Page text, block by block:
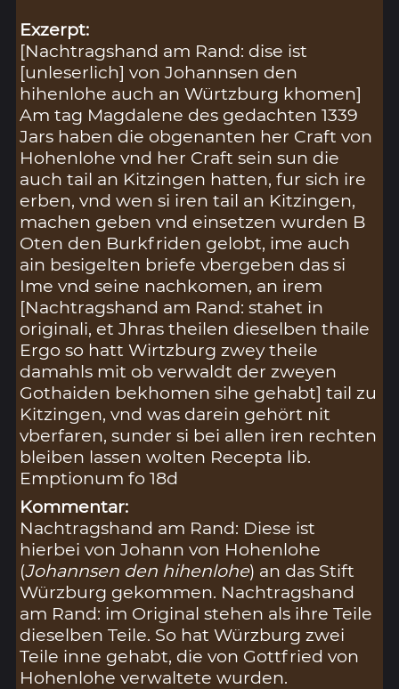
Exzerpt:
[Nachtragshand am Rand: dise ist
[unleserlich] von Johannsen den
hihenlohe auch an Würtzburg khomen]
Am tag Magdalene des gedachten 1339
Jars haben die obgenanten her Craft von
Hohenlohe vnd her Craft sein sun die
auch tail an Kitzingen hatten, fur sich ire
erben, vnd wen si iren tail an Kitzingen,
machen geben vnd einsetzen wurden B
Oten den Burkfriden gelobt, ime auch
ain besigelten briefe vbergeben das si
Ime vnd seine nachkomen, an irem
[Nachtragshand am Rand: stahet in
originali, et Jhras theilen dieselben thaile
Ergo so hatt Wirtzburg zwey theile
damahls mit ob verwaldt der zweyen
Gothaiden bekhomen sihe gehabt] tail zu
Kitzingen, vnd was darein gehört nit
vberfaren, sunder si bei allen iren rechten
bleiben lassen wolten Recepta lib.
Emptionum fo 18d
Kommentar:
Nachtragshand am Rand: Diese ist
hierbei von Johann von Hohenlohe
(Johannsen den hihenlohe) an das Stift
Würzburg gekommen. Nachtragshand
am Rand: im Original stehen als ihre Teile
dieselben Teile. So hat Würzburg zwei
Teile inne gehabt, die von Gottfried von
Hohenlohe verwaltete wurden.